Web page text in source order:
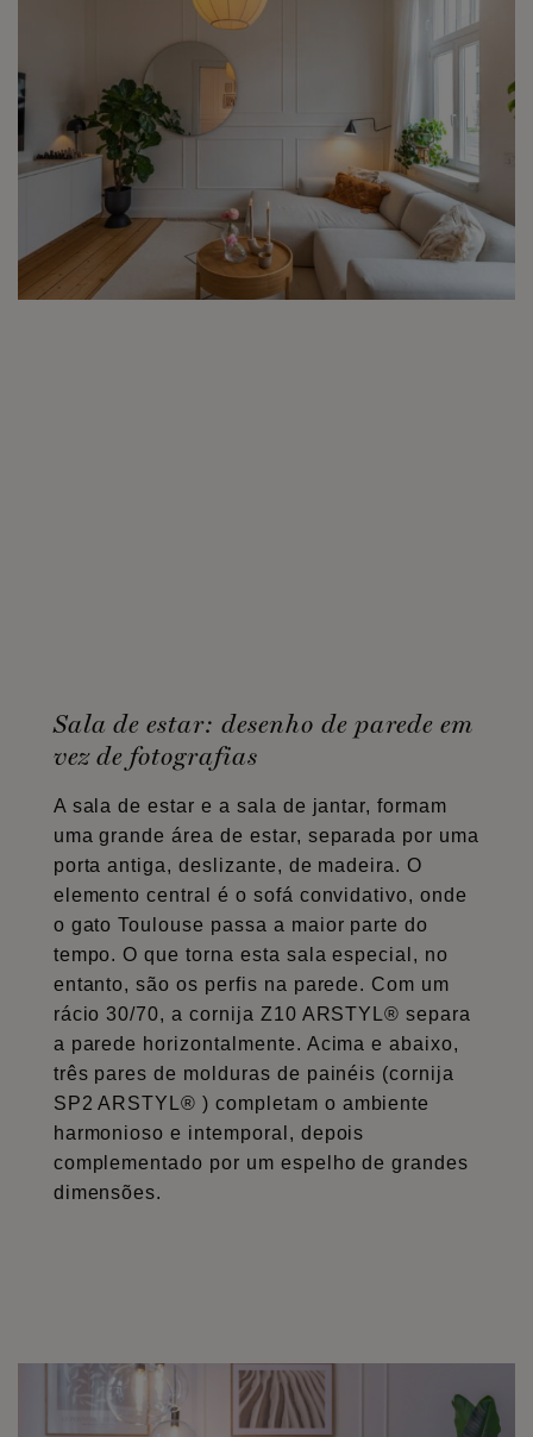
Sala de estar: desenho de parede em
vez de fotografias
A sala de estar e a sala de jantar, formam
uma grande área de estar, separada por uma
porta antiga, deslizante, de madeira. O
elemento central é o sofá convidativo, onde
o gato Toulouse passa a maior parte do
tempo. O que torna esta sala especial, no
entanto, são os perfis na parede. Com um
rácio 30/70, a cornija Z10 ARSTYL® separa
a parede horizontalmente. Acima e abaixo,
três pares de molduras de painéis (cornija
SP2 ARSTYL® ) completam o ambiente
harmonioso e intemporal, depois
complementado por um espelho de grandes
dimensões.